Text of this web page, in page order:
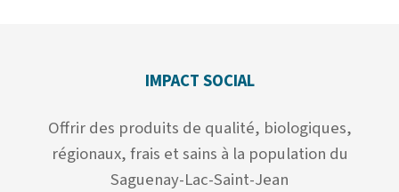
IMPACT SOCIAL
Offrir des produits de qualité, biologiques,
régionaux, frais et sains à la population du
Saguenay-Lac-Saint-Jean